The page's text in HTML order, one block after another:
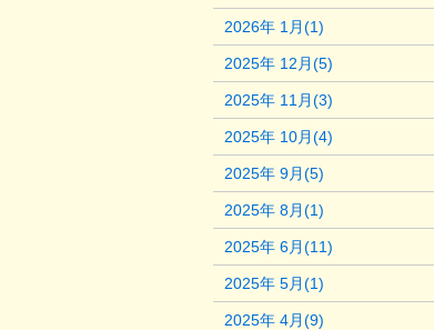
2026年 1月(1)
2025年 12月(5)
2025年 11月(3)
2025年 10月(4)
2025年 9月(5)
2025年 8月(1)
2025年 6月(11)
2025年 5月(1)
2025年 4月(9)